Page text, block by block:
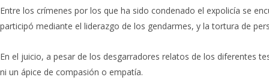
Entre los crímenes por los que ha sido condenado el expolicía se
participó mediante el liderazgo de los gendarmes, y la tortura de
En el juicio, a pesar de los desgarradores relatos de los diferentes
ni un ápice de compasión o empatía.